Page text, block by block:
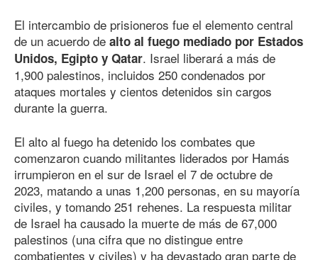
El intercambio de prisioneros fue el elemento central
de un acuerdo de alto al fuego mediado por Estados
Unidos, Egipto y Qatar. Israel liberará a más de
1,900 palestinos, incluidos 250 condenados por
ataques mortales y cientos detenidos sin cargos
durante la guerra.
El alto al fuego ha detenido los combates que
comenzaron cuando militantes liderados por Hamás
irrumpieron en el sur de Israel el 7 de octubre de
2023, matando a unas 1,200 personas, en su mayoría
civiles, y tomando 251 rehenes. La respuesta militar
de Israel ha causado la muerte de más de 67,000
palestinos (una cifra que no distingue entre
combatientes y civiles) y ha devastado gran parte de